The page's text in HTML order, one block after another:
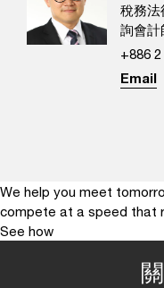
稅務法
詢會
+886
Email
We help you meet
compete at a speed that
See how